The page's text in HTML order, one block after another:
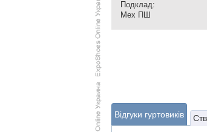
Подклад:
Мех ПШ
Відгуки гуртовиків